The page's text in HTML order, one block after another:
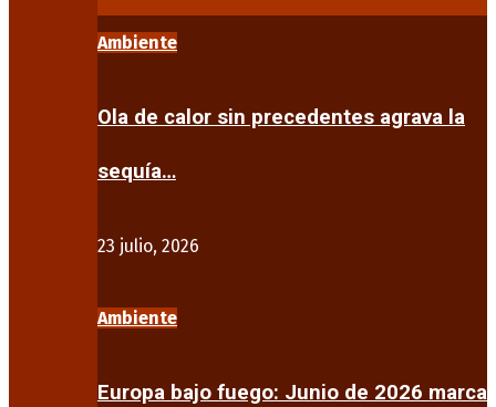
Ambiente
Ola de calor sin precedentes agrava la
sequía…
23 julio, 2026
Ambiente
Europa bajo fuego: Junio de 2026 marca